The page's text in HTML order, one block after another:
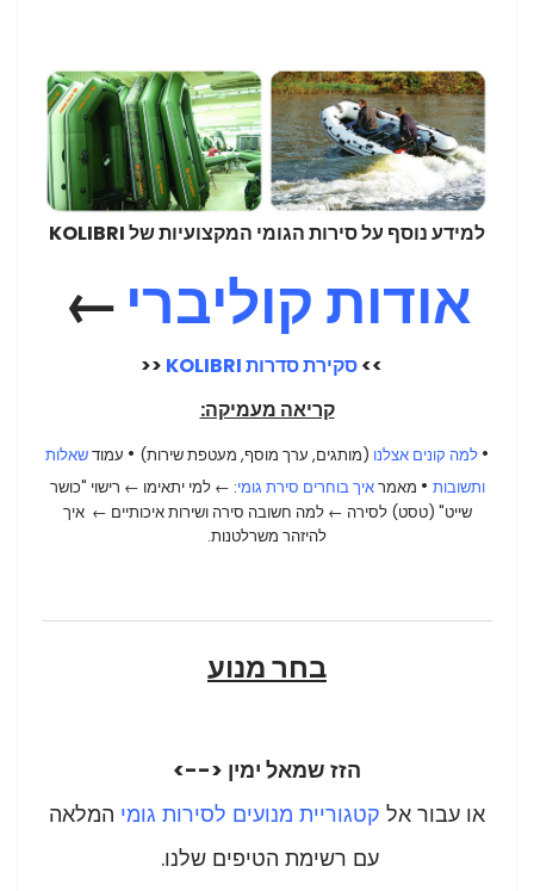
למידע נוסף על סירות הגומי המקצועיות של KOLIBRI
אודות קוליברי←
>>סקירת סדרות KOLIBRI
<<
קריאה מעמיקה:
• למה קונים אצלנו (מותגים, ערך מוסף, מעטפת שירות) • עמודשאלות
ותשובות • מאמראיך בוחרים סירת גומי: ← למי יתאימו ← רישוי "כושר
שייט" (טסט) לסירה ← למה חשובה סירה ושירות איכותיים ← איך
להיזהר משרלטנות.
בחר מנוע
הזז שמאל ימין <-->
או עבור אל קטגוריית מנועים לסירות גומי המלאה
עם רשימת הטיפים שלנו.